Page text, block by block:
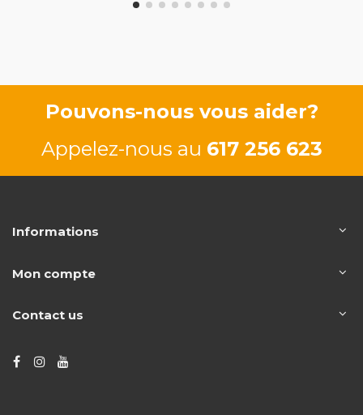
Pouvons-nous vous aider?
Appelez-nous au 617 256 623
Informations
Mon compte
Contact us